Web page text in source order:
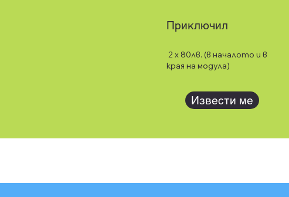
Приключил
2 x 80лв. (в началото и в
края на модула)
Извести ме